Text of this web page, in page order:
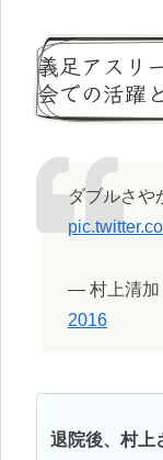
義足アスリ
会での活躍
ダブルさや
— 村上清加
2016
退院後、村上